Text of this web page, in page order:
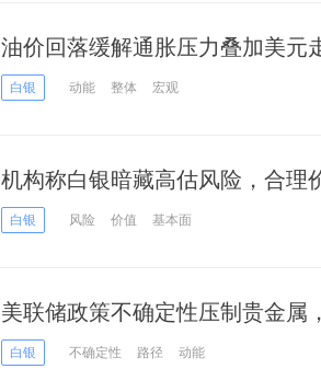
油价回落缓解通胀压力叠加美元
美元但仍处震荡区间
白银 动能 整体 宏观
机构称白银暗藏高估风险，合理
白银 风险 价值 基本面
美联储政策不确定性压制贵金属
白银 不确定性 路径 动能